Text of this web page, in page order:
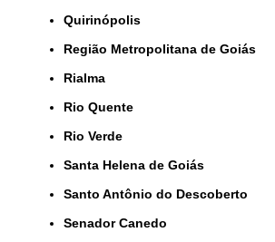
Quirinópolis
Região Metropolitana de Goiás
Rialma
Rio Quente
Rio Verde
Santa Helena de Goiás
Santo Antônio do Descoberto
Senador Canedo